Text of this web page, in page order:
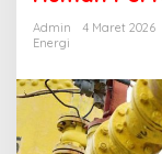
Admin
4 Maret 2026
Energi